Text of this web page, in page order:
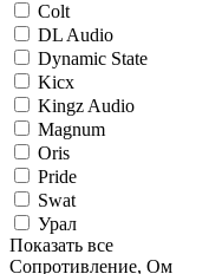
Colt
DL Audio
Dynamic State
Kicx
Kingz Audio
Magnum
Oris
Pride
Swat
Урал
Показать все
Сопротивление, Ом